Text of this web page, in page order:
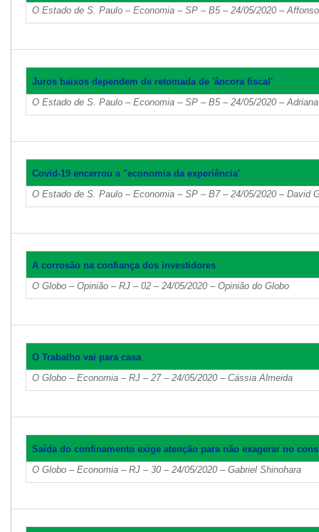
O Estado de S. Paulo – Economia – SP – B5 – 24/05/2020 –
Juros baixos dependem de retomada de 'âncora fiscal'
O Estado de S. Paulo – Economia – SP – B5 – 24/05/2020 –
Covid-19 encerrou a "economia da experiência'
O Estado de S. Paulo – Economia – SP – B7 – 24/05/2020 – David
A corrosão na confiança dos investidores
O Globo – Opinião – RJ – 02 – 24/05/2020 – Opinião do Globo
O Trabalho vai para casa
O Globo – Economia – RJ – 27 – 24/05/2020 – Cássia Almeida
Saída do confinamento exige atenção para não exagerar no
O Globo – Economia – RJ – 30 – 24/05/2020 – Gabriel Shinohara